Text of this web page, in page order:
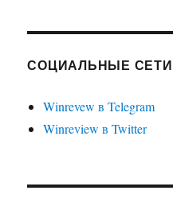
СОЦИАЛЬНЫЕ СЕТИ
Winrevew в Telegram
Winreview в Twitter